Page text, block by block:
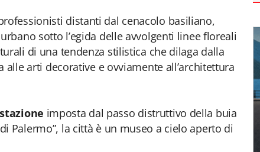
distanti dal cenacolo basiliano,
sotto l’egida delle avvolgenti linee floreali
di una tendenza stilistica che dilaga dalla
arti decorative e ovviamente all’architettura
imposta dal passo distruttivo della buia
Palermo”, la città è un museo a cielo aperto di